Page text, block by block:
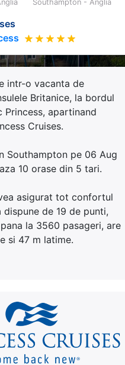
Southampton - Anglia
intr-o vacanta de
Britanice, la bordul
Princess, apartinand
Cruises.
Southampton pe 06 Aug
10 orase din 5 tari.
asigurat tot confortul
dispune de 19 de punti,
la 3560 pasageri, are
si 47 m latime.